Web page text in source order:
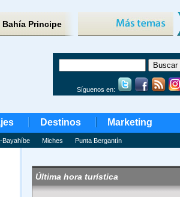
Bahía Principe
Síguenos en:
Destinos Marketing
Bayahíbe Miches Punta Bergantín
Última hora turística